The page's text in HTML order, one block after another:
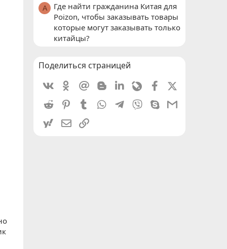
A
Где найти гражданина Китая для
Poizon, чтобы заказывать товары
которые могут заказывать только
китайцы?
Поделиться страницей
VkontakteOdnoklassniki
Mail.ru BloggerLinkedin
LivejournalFacebook
Reddit PinterestTumblr WhatsAppTelegram
Viber SkypeGmail
yahoomailЭлектронная почта